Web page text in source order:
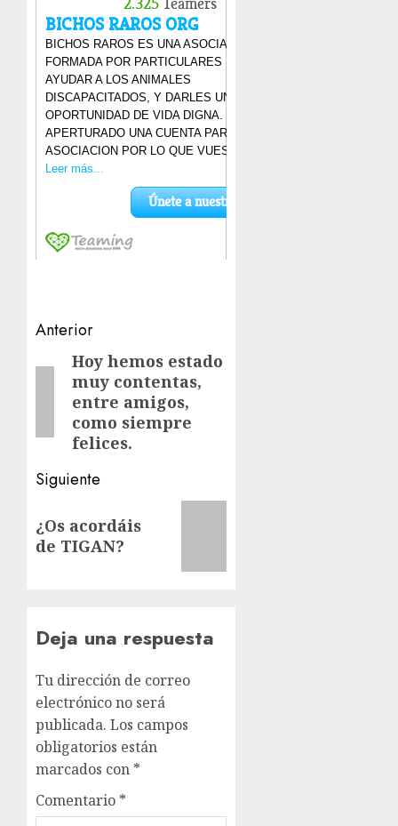
Navegación
de
entradas
Anterior
Entrada
anterior:
Hoy hemos estado
muy contentas,
entre amigos,
como siempre
felices.
Siguiente
entrada:
¿Os acordáis
de TIGAN?
Deja una respuesta
Tu dirección de correo
electrónico no será
publicada. Los campos
obligatorios están
marcados con *
Comentario *